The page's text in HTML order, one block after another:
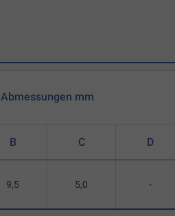
Abmessungen mm
B C D
9,5 5,0 -